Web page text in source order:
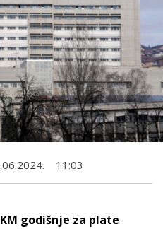
11:03
godišnje za plate